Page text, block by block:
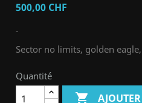
500,00 CHF
-
Sector no limits, golden
Quantité
